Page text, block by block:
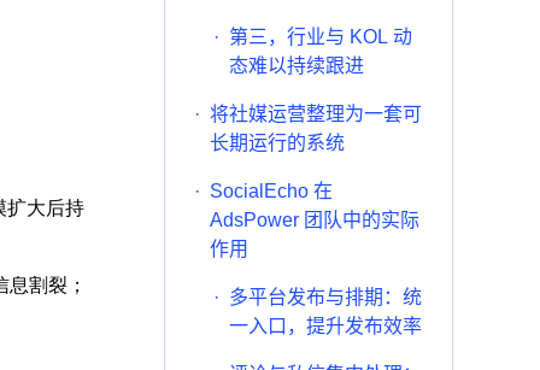
扩大后持
割裂；
· 第三，行业与 KOL 动
态难以持续跟进
· 将社媒运营整理为一套可
长期运行的系统
· SocialEcho 在
AdsPower 团队中的实际
作用
· 多平台发布与排期：统
一入口，提升发布效率